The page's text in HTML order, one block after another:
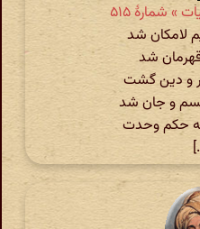
» شمارهٔ ۵۱۵
لامکان شد
شد
و دین گشت
و جان شد
حکم وحدت